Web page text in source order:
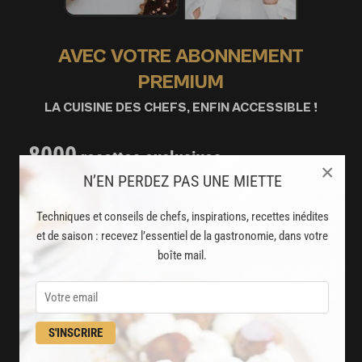
N’EN PERDEZ PAS UNE MIETTE
Techniques et conseils de chefs, inspirations, recettes inédites
et de saison : recevez l’essentiel de la gastronomie, dans votre
boîte mail.
S'INSCRIRE
×
AVEC VOTRE ABONNEMENT
PREMIUM
LA CUISINE DES CHEFS, ENFIN ACCESSIBLE !
8000recettes exclusives
partagées par vos chefs préférés
2000vidéos de recettes
et techniques de cuisine et pâtisserie
Des nouveautés
disponibles chaque semaine
Stop pub